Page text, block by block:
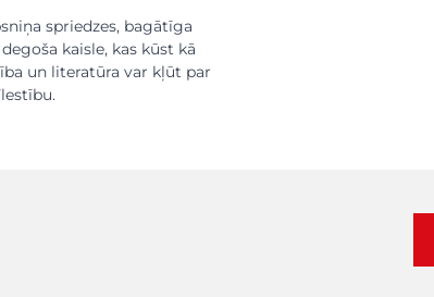
spriedzes, bagātīga
kaisle, kas kūst kā
un literatūra var kļūt par